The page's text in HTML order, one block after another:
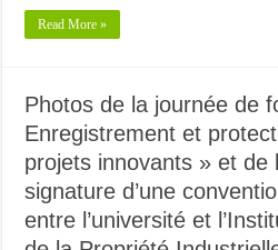
Read More »
Photos de la journée de
Enregistrement et
projets innovants » et de
signature d’une
entre l’université et